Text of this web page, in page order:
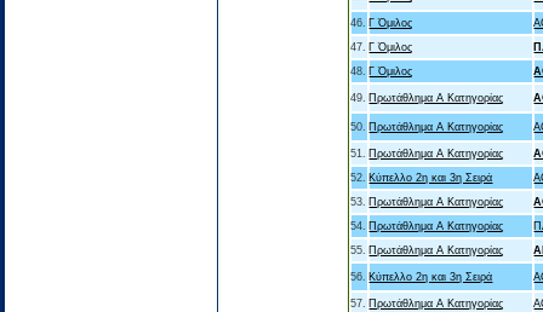
46. Γ Όμιλος
47. Γ Όμιλος
48. Γ Όμιλος
49. Πρωτάθλημα Α Κατηγορίας
50. Πρωτάθλημα Α Κατηγορίας
51. Πρωτάθλημα Α Κατηγορίας
52. Κύπελλο 2η και 3η Σειρά
53. Πρωτάθλημα Α Κατηγορίας
54. Πρωτάθλημα Α Κατηγορίας
55. Πρωτάθλημα Α Κατηγορίας
56. Κύπελλο 2η και 3η Σειρά
57. Πρωτάθλημα Α Κατηγορίας